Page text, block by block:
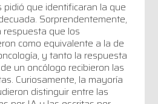
que identificaran la que
Sorprendentemente,
respuesta que los
como equivalente a la de
y tanto la respuesta
un oncólogo recibieron las
Curiosamente, la mayoría
distinguir entre las